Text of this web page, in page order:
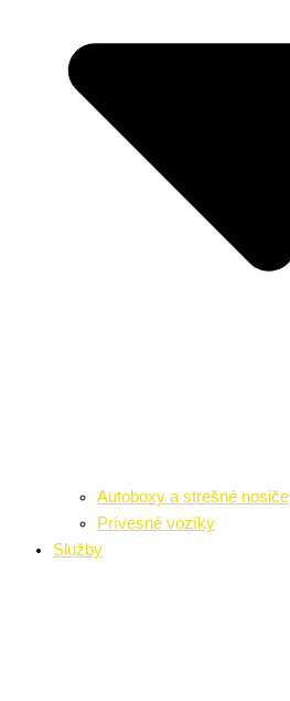
Autoboxy a strešné nosiče
Prívesné vozíky
Služby